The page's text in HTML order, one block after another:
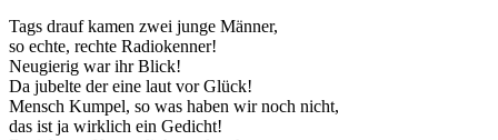
Tags drauf kamen zwei junge Männer,
so echte, rechte Radiokenner!
Neugierig war ihr Blick!
Da jubelte der eine laut vor Glück!
Mensch Kumpel, so was haben wir noch nicht,
das ist ja wirklich ein Gedicht!